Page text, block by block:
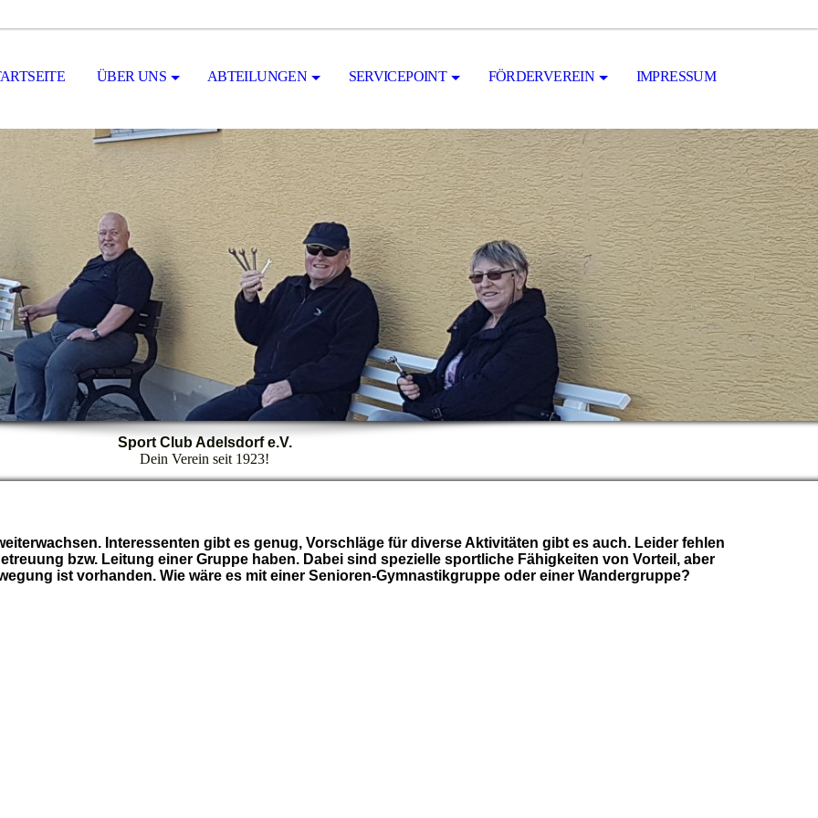
ÜBER UNS ABTEILUNGEN SERVICEPOINT FÖRDERVEREIN IMPRESSUM
Sport Club Adelsdorf e.V.
Dein Verein seit 1923!
Interessenten gibt es genug, Vorschläge für diverse Aktivitäten gibt es auch. Leider fehlen
bzw. Leitung einer Gruppe haben. Dabei sind spezielle sportliche Fähigkeiten von Vorteil, aber
ist vorhanden. Wie wäre es mit einer Senioren-Gymnastikgruppe oder einer Wandergruppe?